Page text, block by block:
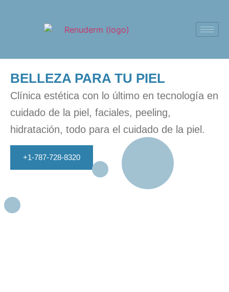
BELLEZA PARA TU PIEL
Clínica estética con lo último en tecnología en
cuidado de la piel, faciales, peeling,
hidratación, todo para el cuidado de la piel.
+1-787-728-8320